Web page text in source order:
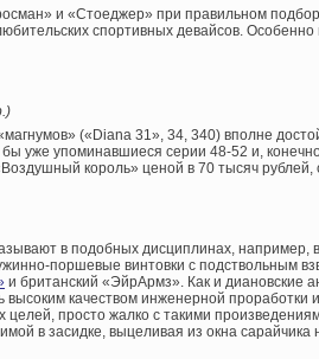
и «Стоеджер» при правильном
спортивных девайсов.
.)
(«Diana 31», 34, 340) вполне
уже упоминавшиеся серии 48-52 и,
король» ценой в 70 тысяч рублей,
в подобных дисциплинах, например,
поршевые винтовки с подствольным
и британский «ЭйрАрмз». Как и диановские
высоким качеством инженерной проработки
целей, просто жалко с такими
в засидке, выцеливая из окна сарайчика